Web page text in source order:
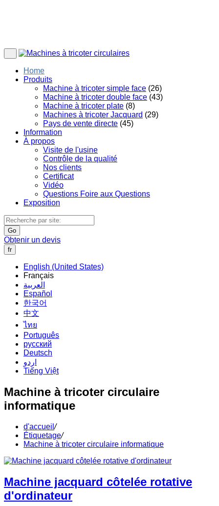
Home
Produits
Machine à tricoter simple face (26)
Machine à tricoter double face (43)
Machine à tricoter plate (8)
Machines à tricoter Jacquard (29)
Pays de vente directe (45)
Information
À propos
Visite de l'usine
Contrôle de la qualité
Nos clients
Certificat
Vidéo
Questions Foire aux Questions
Exposition
Go
Obtenir un devis
fr
English (United States)
Français
العربية
Español
한국어
中文
ไทย
Português
русский
Deutsch
اردو
Tiếng Việt
Machine à tricoter circulaire
informatique
d'accueil/
Étiquetage/
Machine à tricoter circulaire informatique
Machine jacquard côtelée rotative
d'ordinateur